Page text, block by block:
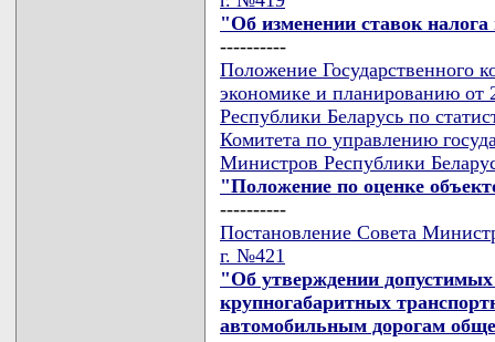
"Об изменении ставок
----------
Положение Государственного
экономике и планированию от
Республики Беларусь по
Комитета по управлению
Министров Республики
"Положение по оценке
----------
Постановление Совета
г. №421
"Об утверждении
крупногабаритных
автомобильным дорогам